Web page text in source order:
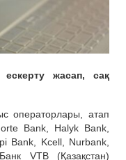
ескерту жасап, сақ
операторлары, атап
Bank, Halyk Bank,
Bank, Kcell, Nurbank,
VTB (Қазақстан)